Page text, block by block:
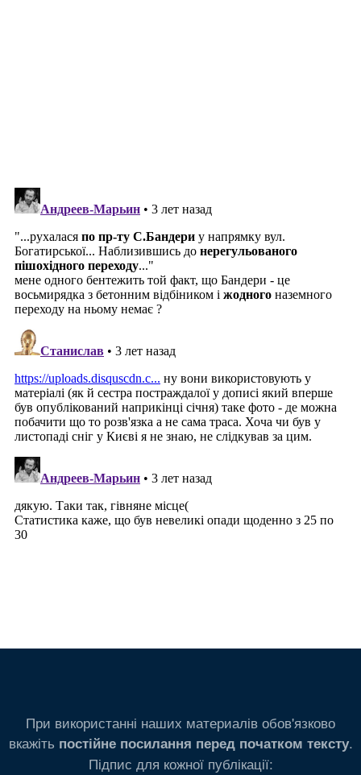
При використанні наших материалів обов'язково
вкажіть постійне посилання перед початком тексту.
Підпис для кожної публікації: